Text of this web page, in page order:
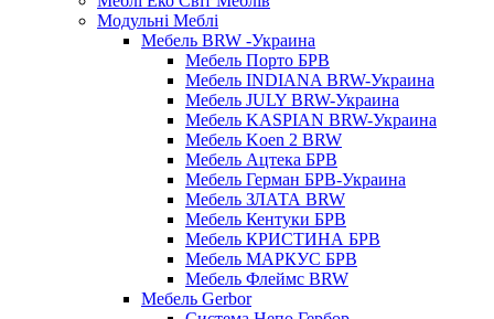
Модульні Меблі
Мебель BRW -Украина
Мебель Порто БРВ
Мебель INDIANA BRW-Украина
Мебель JULY BRW-Украина
Мебель KASPIAN BRW-Украина
Мебель Koen 2 BRW
Мебель Ацтека БРВ
Мебель Герман БРВ-Украина
Мебель ЗЛАТА BRW
Мебель Кентуки БРВ
Мебель КРИСТИНА БРВ
Мебель МАРКУС БРВ
Мебель Флеймс BRW
Мебель Gerbor